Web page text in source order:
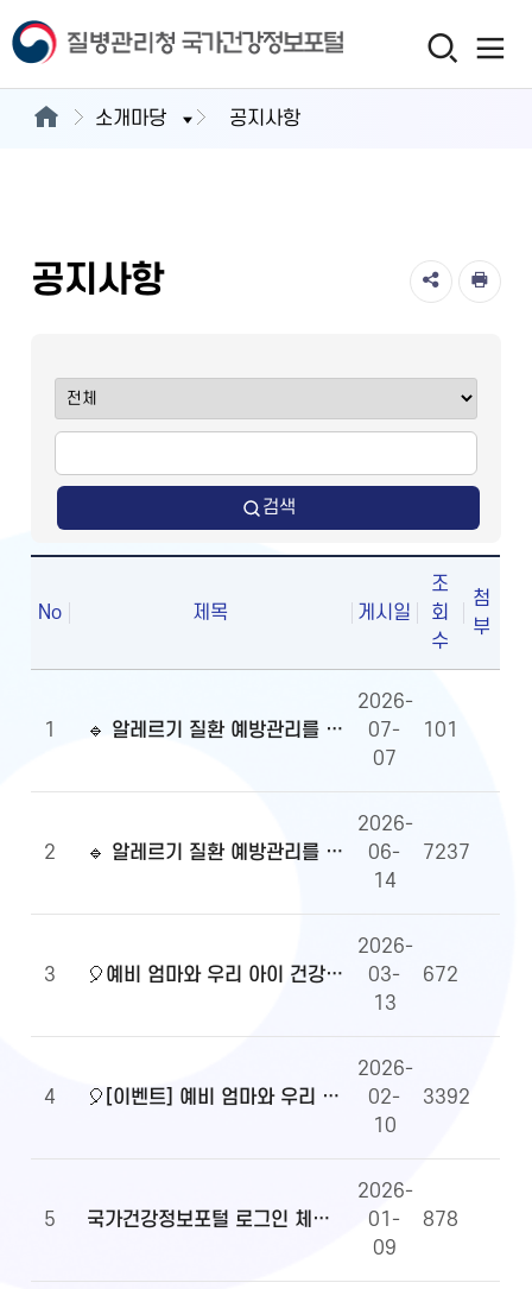
소개마당 공지사항
공지사항
검색
No 제목 게시일
조
회
수
첨
부
1 🔹 알레르기 질환 예방관리를 위한 알자내몸 이벤트 당첨자 발표
2026-
07-
07
101
2 🔹 알레르기 질환 예방관리를 위한 알자내몸 이벤트
2026-
06-
14
7237
3 🎈예비 엄마와 우리 아이 건강정보, 무엇이든 물어보세요!🎈당첨자 발표
2026-
03-
13
672
4 🎈[이벤트] 예비 엄마와 우리 아이 건강정보, 무엇이든 물어보세요!🎈
2026-
02-
10
3392
5 국가건강정보포털 로그인 체계 전환 및 OpenAPI 이용 안내
2026-
01-
09
878